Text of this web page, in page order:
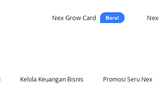
Nex Grow Card Nex
Kelola Keuangan Bisnis Promosi Seru Nex